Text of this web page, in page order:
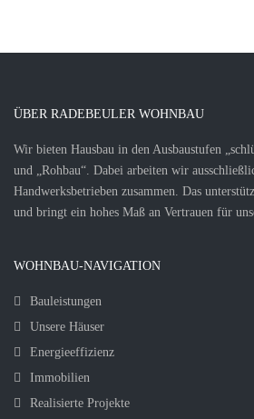
ÜBER RADEBEULER WOHNBAU
Wir bieten Hausbau in den Ausbaustufen
und „Rohbau“. Dabei arbeiten wir
Handwerksbetrieben zusammen. Das
und bringt ein hohes Maß an Vertrauen für
WOHNBAU-NAVIGATION
Bauleistungen
Unsere Häuser
Energieeffizienz
Immobilien
Realisierte Projekte